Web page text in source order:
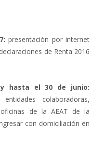
presentación por internet
de Renta 2016
hasta el 30 de junio:
colaboradoras,
de la AEAT de la
con domiciliación en